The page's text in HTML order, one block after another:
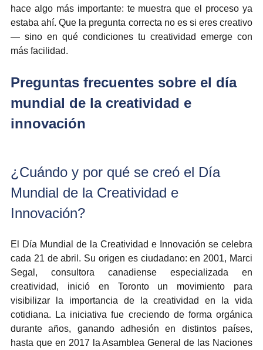
hace algo más importante: te muestra que el proceso ya
estaba ahí. Que la pregunta correcta no es si eres creativo
— sino en qué condiciones tu creatividad emerge con
más facilidad.
Preguntas frecuentes sobre el día
mundial de la creatividad e
innovación
¿Cuándo y por qué se creó el Día
Mundial de la Creatividad e
Innovación?
El Día Mundial de la Creatividad e Innovación se celebra
cada 21 de abril. Su origen es ciudadano: en 2001, Marci
Segal, consultora canadiense especializada en
creatividad, inició en Toronto un movimiento para
visibilizar la importancia de la creatividad en la vida
cotidiana. La iniciativa fue creciendo de forma orgánica
durante años, ganando adhesión en distintos países,
hasta que en 2017 la Asamblea General de las Naciones